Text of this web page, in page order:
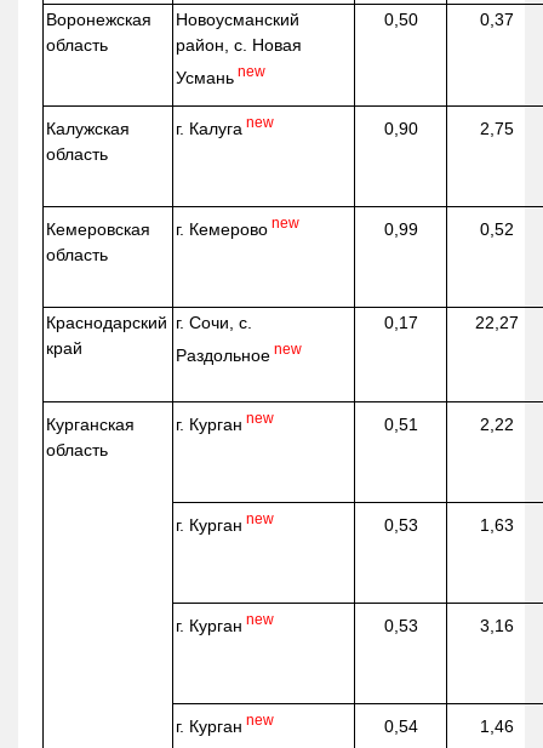
Воронежская
область
Новоусманский
район, с. Новая
Усмань new
0,50 0,37
Калужская
область
г. Калуга new 0,90 2,75
Кемеровская
область
г. Кемерово new 0,99 0,52
Краснодарский
край
г. Сочи, с.
Раздольное new
0,17 22,27
Курганская
область
г. Курган new 0,51 2,22
г. Курган new 0,53 1,63
г. Курган new 0,53 3,16
г. Курган new 0,54 1,46